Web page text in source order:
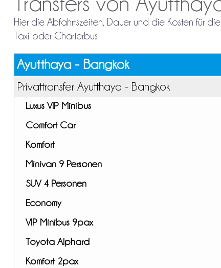
Hier die Abfahrtszeiten, Dauer und die Kosten für
Taxi oder Charterbus
Ayutthaya - Bangkok
Privattransfer Ayutthaya - Bangkok
Luxus VIP Minibus
Comfort Car
Komfort
Minivan 9 Personen
SUV 4 Personen
Economy
VIP Minibus 9pax
Toyota Alphard
Komfort 2pax